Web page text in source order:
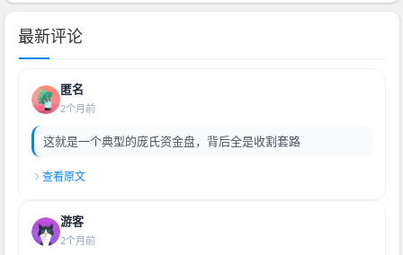
最新评论
匿名
2个月前
这就是一个典型的庞氏资金盘，背后全是收割套路
查看原文
游客
2个月前